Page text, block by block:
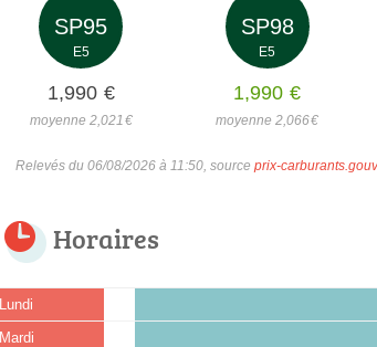
SP95
E5
1,990 €
moyenne 2,021 €
SP98
E5
1,990 €
moyenne 2,066€
Relevés du 06/08/2026 à 11:50, source prix-
Horaires
Lundi
Mardi